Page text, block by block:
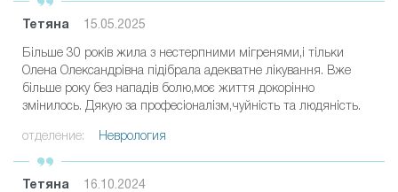
Тетяна 15.05.2025
Більше 30 років жила з нестерпними мігренями,і тільки
Олена Олександрівна підібрала адекватне лікування. Вже
більше року без нападів болю,моє життя докорінно
змінилось. Дякую за професіоналізм,чуйність та людяність.
отделение: Неврология
Тетяна 16.10.2024